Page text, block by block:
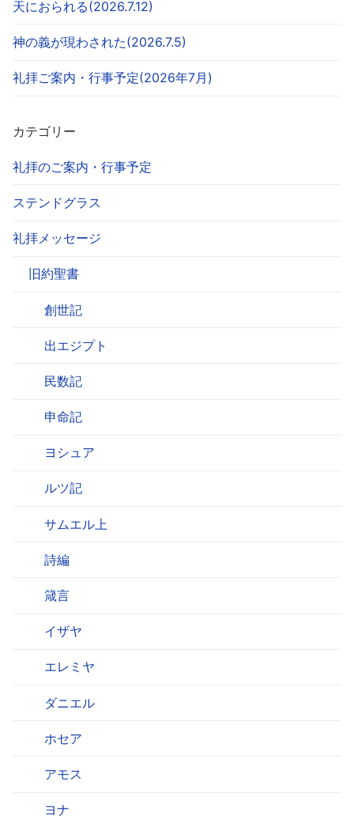
天におられる(2026.7.12)
神の義が現わされた(2026.7.5)
礼拝ご案内・行事予定(2026年7月)
カテゴリー
礼拝のご案内・行事予定
ステンドグラス
礼拝メッセージ
旧約聖書
創世記
出エジプト
民数記
申命記
ヨシュア
ルツ記
サムエル上
詩編
箴言
イザヤ
エレミヤ
ダニエル
ホセア
アモス
ヨナ